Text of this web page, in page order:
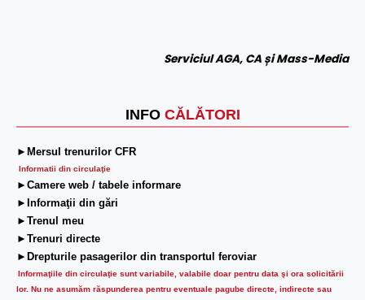
INFO CĂLĂTORI
►Mersul trenurilor CFR
Informatii din circulaţie
►Camere web / tabele informare
►Informaţii din gări
►Trenul meu
►Trenuri directe
►Drepturile pasagerilor din transportul feroviar
Informaţiile din circulaţie sunt variabile, valabile doar pentru data şi ora solicitării
lor. Nu ne asumăm răspunderea pentru eventuale pagube directe, indirecte sau
Serviciul AGA, CA și Mass-Media